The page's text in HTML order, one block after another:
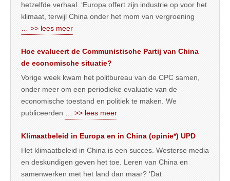
hetzelfde verhaal. ‘Europa offert zijn industrie op voor het
klimaat, terwijl China onder het mom van vergroening
… >> lees meer
Hoe evalueert de Communistische Partij van China
de economische situatie?
Vorige week kwam het politbureau van de CPC samen,
onder meer om een periodieke evaluatie van de
economische toestand en politiek te maken. We
publiceerden
… >> lees meer
Klimaatbeleid in Europa en in China (opinie*) UPD
Het klimaatbeleid in China is een succes. Westerse media
en deskundigen geven het toe. Leren van China en
samenwerken met het land dan maar? ‘Dat